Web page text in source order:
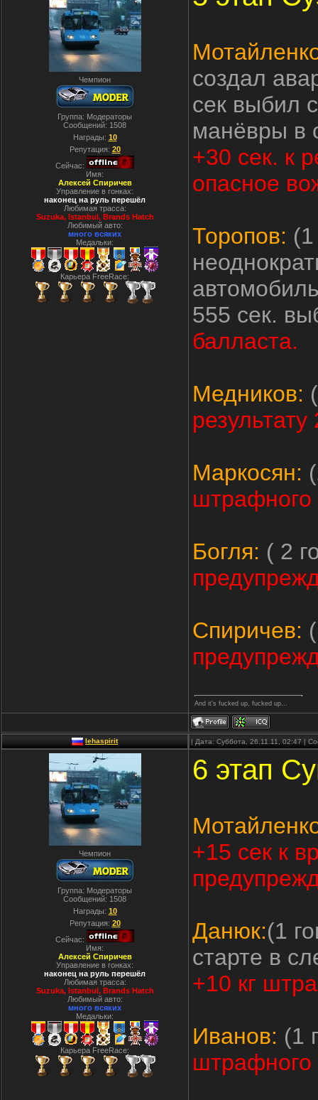
Чемпион
Группа: Модераторы
Сообщений: 1508
Награды: 10
Репутация: 20
Сейчас:
Имя:
Алексей Спиричев
Управление в гонках:
наконец на руль перешёл
Любимая трасса:
Suzuka, Istanbul, Вrands Hatch
Любимый авто:
много всяких
Медальки:
Карьера FreeRace:
создал
сек выбил
манёвры в
+30 сек. к
опасное
Торопов:
555 сек.
балласта.
Медников:
результату
Маркосян:
штрафного
Богля: ( 2
Спиричев:
And it's fucked up, fucked up...
lehaspirit | Дата: Суббота, 26.11.11, 02:47 |
Чемпион
Группа: Модераторы
Сообщений: 1508
Награды: 10
Репутация: 20
Сейчас:
Имя:
Алексей Спиричев
Управление в гонках:
наконец на руль перешёл
Любимая трасса:
Suzuka, Istanbul, Вrands Hatch
Любимый авто:
много всяких
Медальки:
Карьера FreeRace:
6 этап
+15 сек к
Данюк:(1
старте в
+10 кг
Иванов: (1
штрафного